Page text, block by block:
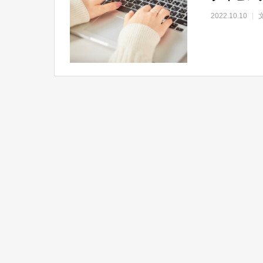
2022.10.10